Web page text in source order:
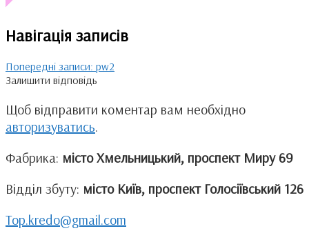
Навігація записів
Попередні записи: pw2
Залишити відповідь
Щоб відправити коментар вам необхідно
авторизуватись.
Фабрика: місто Хмельницький, проспект Миру 69
Відділ збуту: місто Київ, проспект Голосіївський 126
Top.kredo@gmail.com